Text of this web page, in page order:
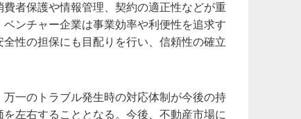
者保護や情報管理、契約の適正性などが重
ンチャー企業は事業効率や利便性を追求す
性の担保にも目配りを行い、信頼性の確立
一のトラブル発生時の対応体制が今後の持
左右することとなる。今後、不動産市場に